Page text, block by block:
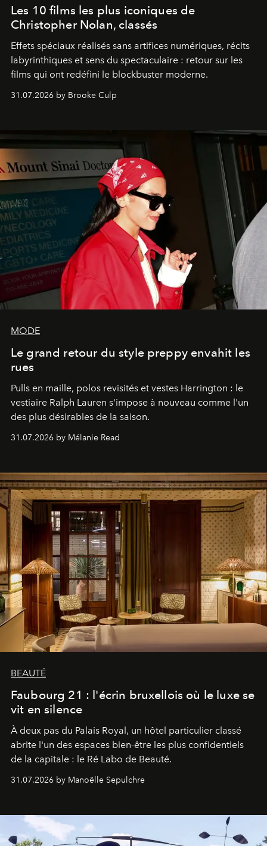
Les 10 films les plus iconiques de
Christopher Nolan, classés
Effets spéciaux réalisés sans artifices numériques, récits
labyrinthiques et sens du spectaculaire : retour sur les
films qui ont redéfini le blockbuster moderne.
31.07.2026 by Brooke Culp
MODE
Le grand retour du style preppy envahit les
rues
Pulls en maille, polos revisités et vestes Harrington : le
vestiaire Ralph Lauren s'impose à nouveau comme l'un
des plus désirables de la saison.
31.07.2026 by Mélanie Read
BEAUTÉ
Faubourg 21 : l'écrin bruxellois où le luxe se
vit en silence
À deux pas du Palais Royal, un hôtel particulier classé
abrite l'un des espaces bien-être les plus confidentiels
de la capitale : le Ré Labo de Beauté.
31.07.2026 by Manoëlle Sepulchre